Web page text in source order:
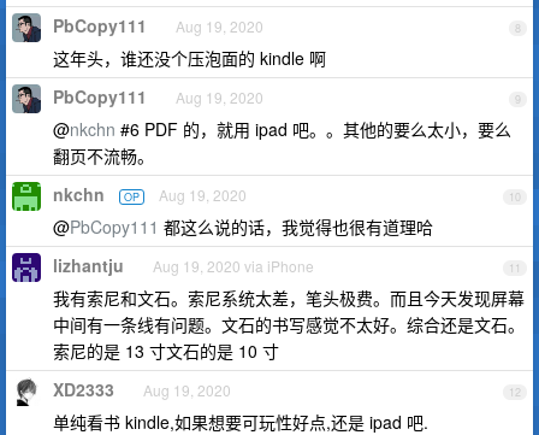
8
PbCopy111 Aug 19, 2020
这年头，谁还没个压泡面的 kindle 啊
9
PbCopy111 Aug 19, 2020
@nkchn #6 PDF 的，就用 ipad 吧。。其他的要么太小，要么
翻页不流畅。
10
nkchn OP Aug 19, 2020
@PbCopy111 都这么说的话，我觉得也很有道理哈
11
lizhantju Aug 19, 2020 via iPhone
我有索尼和文石。索尼系统太差，笔头极费。而且今天发现屏幕
中间有一条线有问题。文石的书写感觉不太好。综合还是文石。
索尼的是 13 寸文石的是 10 寸
12
XD2333 Aug 19, 2020
单纯看书 kindle,如果想要可玩性好点,还是 ipad 吧.